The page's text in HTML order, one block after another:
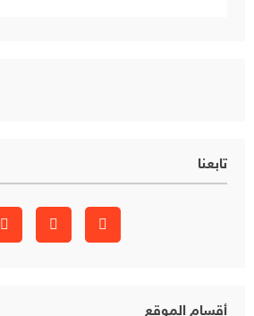
تابعنا
أقسام الموقع